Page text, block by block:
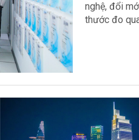
nghệ, đổi
thước đo